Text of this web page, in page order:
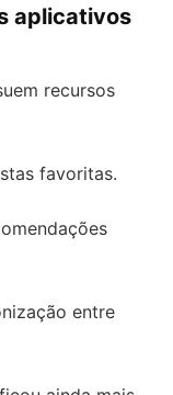
aplicativos
recursos
favoritas.
entre